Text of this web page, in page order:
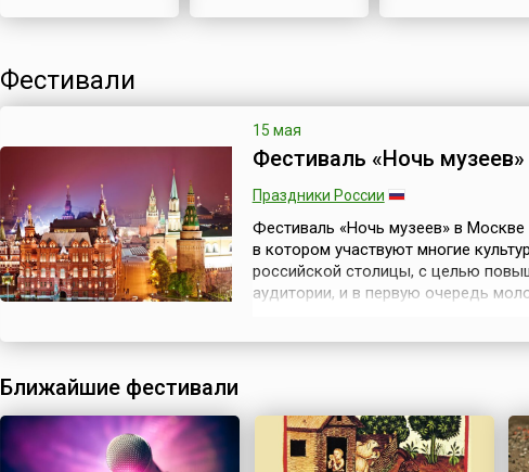
Фестивали
15 мая
Фестиваль «Ночь
Праздники России
Фестиваль «Ночь музеев» в
в котором участвуют многие
российской столицы, с целью
аудитории, и в первую очередь
Ближайшие фестивали